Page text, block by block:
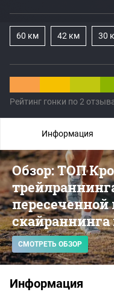
Рейтинг гонки по 2
60 км 42 км 30
Обзор: ТОП
пересеченной
скайраннинга
СМОТРЕТЬ ОБЗОР
Информация
Информация